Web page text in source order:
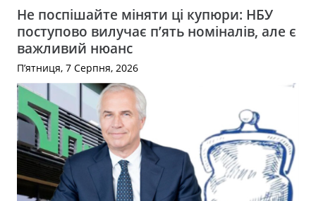
Не поспішайте міняти ці купюри: НБУ
поступово вилучає п’ять номіналів, але є
важливий нюанс
П’ятниця, 7 Серпня, 2026